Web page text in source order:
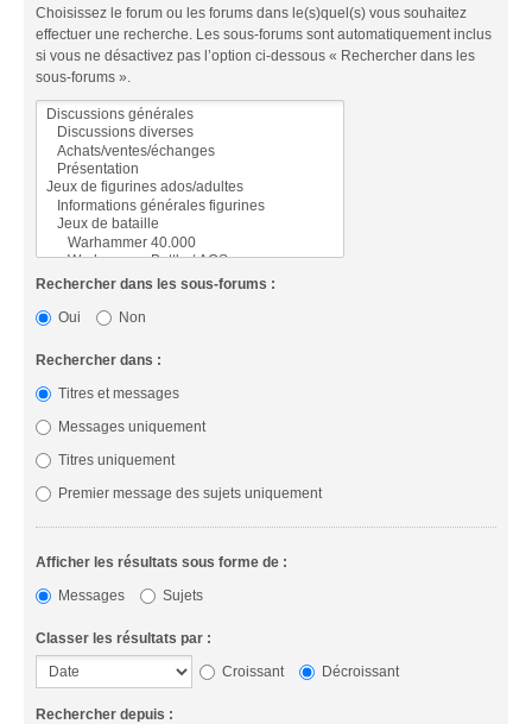
Choisissez le forum ou les forums dans le(s)quel(s) vous souhaitez
effectuer une recherche. Les sous-forums sont automatiquement inclus
si vous ne désactivez pas l’option ci-dessous « Rechercher dans les
sous-forums ».
Rechercher dans les sous-forums :
Oui
Non
Rechercher dans :
Titres et messages
Messages uniquement
Titres uniquement
Premier message des sujets uniquement
Afficher les résultats sous forme de :
Messages
Sujets
Classer les résultats par :
Croissant
Décroissant
Rechercher depuis :